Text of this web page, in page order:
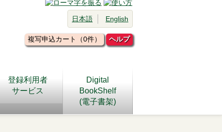
日本語 English
複写申込カート（0件） ヘルプ
登録利用者
サービス
Digital
BookShelf
(電子書架)